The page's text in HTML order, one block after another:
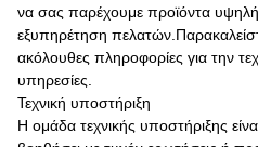
να σας παρέχουμε προϊόντα υψηλής
εξυπηρέτηση
ακόλουθες πληροφορίες για την
υπηρεσίες.
Τεχνική υποστήριξη
Η ομάδα τεχνικής υποστήριξης